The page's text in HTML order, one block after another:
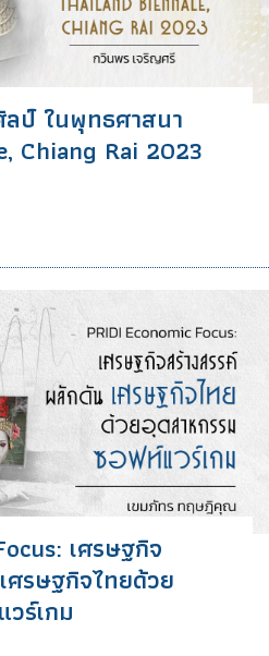
ป์ ในพุทธศาสนา
Chiang Rai 2023
เศรษฐกิจ
ศรษฐกิจไทยด้วย
ร์เกม